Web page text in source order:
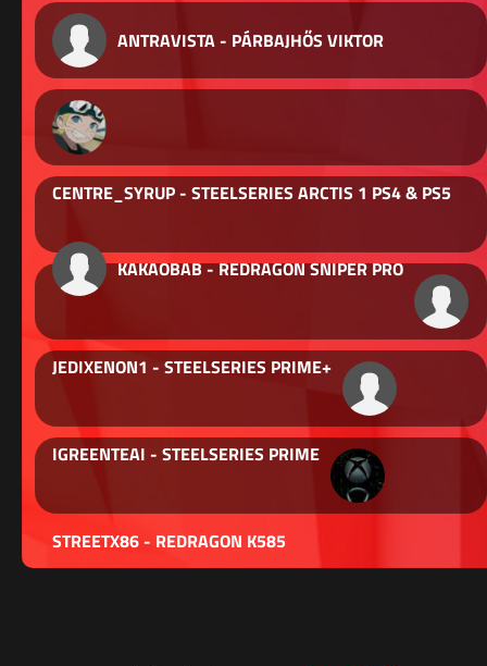
ANTRAVISTA - PÁRBAJHŐS VIKTOR
CENTRE_SYRUP - STEELSERIES ARCTIS 1 PS4 & PS5
KAKAOBAB - REDRAGON SNIPER PRO
JEDIXENON1 - STEELSERIES PRIME+
IGREENTEAI - STEELSERIES PRIME
STREETX86 - REDRAGON K585